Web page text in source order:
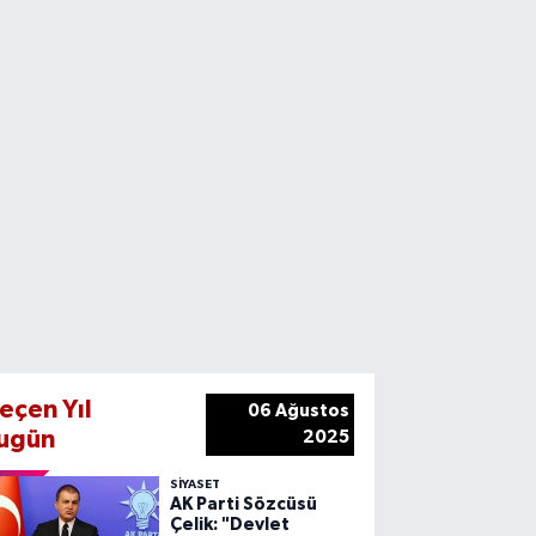
Yıl
06 Ağustos
2025
SIYASET
AK Parti Sözcüsü
Çelik: "Devlet